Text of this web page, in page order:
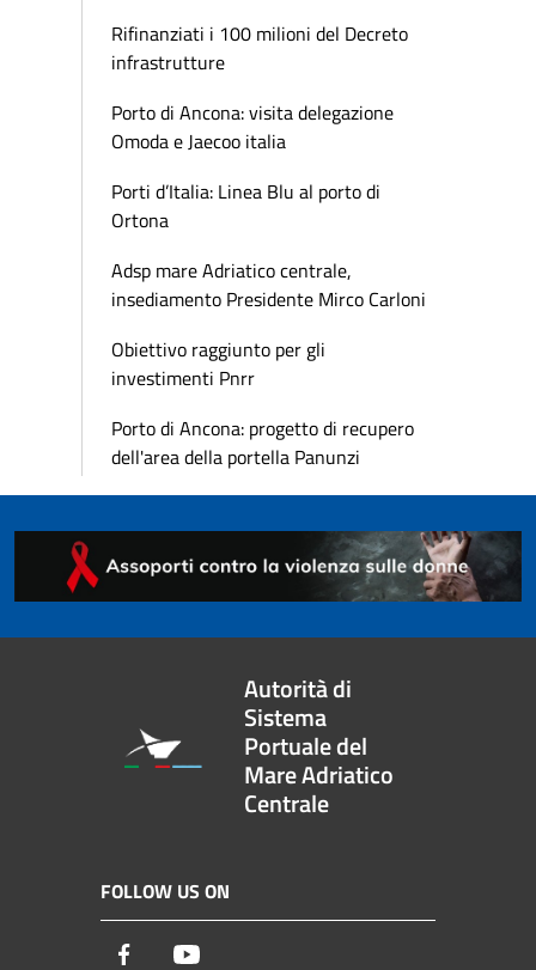
Rifinanziati i 100 milioni del Decreto
infrastrutture
Porto di Ancona: visita delegazione
Omoda e Jaecoo italia
Porti d’Italia: Linea Blu al porto di
Ortona
Adsp mare Adriatico centrale,
insediamento Presidente Mirco Carloni
Obiettivo raggiunto per gli
investimenti Pnrr
Porto di Ancona: progetto di recupero
dell'area della portella Panunzi
Autorità di
Sistema
Portuale del
Mare Adriatico
Centrale
FOLLOW US ON
Facebook